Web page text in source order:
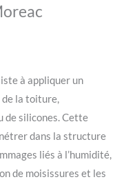
à appliquer un
la toiture,
de silicones. Cette
dans la structure
liés à l’humidité,
de moisissures et les